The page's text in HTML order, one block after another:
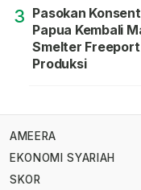
3 Pasokan
Papua Kembali
Smelter
Produksi
AMEERA
EKONOMI SYARIAH
SKOR